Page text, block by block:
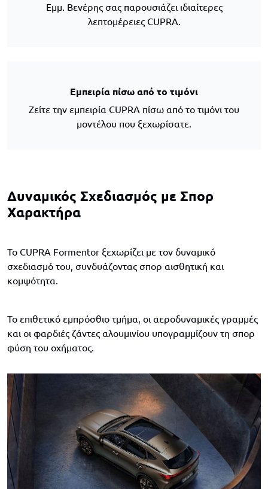
Εμμ. Βενέρης σας παρουσιάζει ιδιαίτερες
λεπτομέρειες CUPRA.
Εμπειρία πίσω από το τιμόνι
Ζείτε την εμπειρία CUPRA πίσω από το τιμόνι του
μοντέλου που ξεχωρίσατε.
Δυναμικός Σχεδιασμός με Σπορ
Χαρακτήρα
Το CUPRA Formentor ξεχωρίζει με τον δυναμικό
σχεδιασμό του, συνδυάζοντας σπορ αισθητική και
κομψότητα.
Το επιθετικό εμπρόσθιο τμήμα, οι αεροδυναμικές γραμμές
και οι φαρδιές ζάντες αλουμινίου υπογραμμίζουν τη σπορ
φύση του οχήματος.